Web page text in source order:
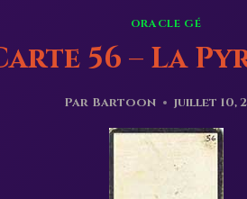
ORACLE GÉ
56 – La
Par Bartoon juillet 10,